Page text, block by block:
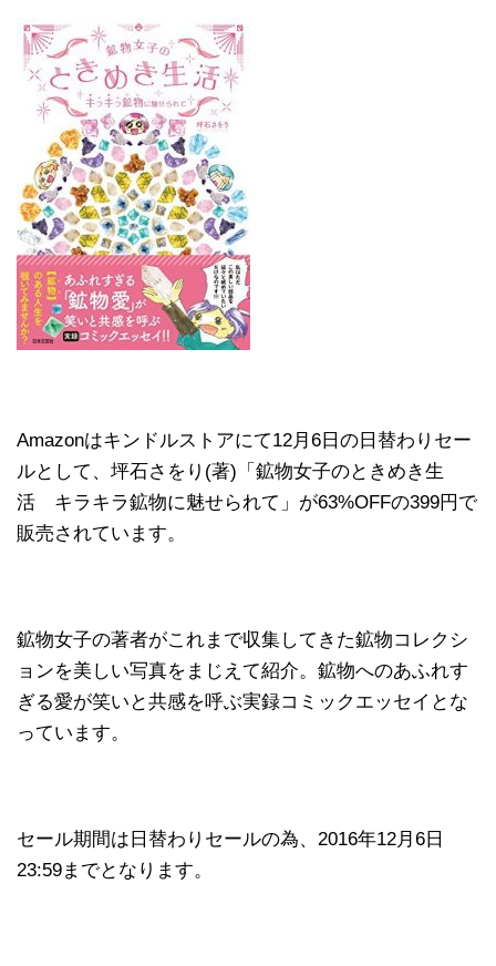
Amazonはキンドルストアにて12月6日の日替わりセー
ルとして、坪石さをり(著)「鉱物女子のときめき生
活 キラキラ鉱物に魅せられて」が63%OFFの399円で
販売されています。
鉱物女子の著者がこれまで収集してきた鉱物コレクシ
ョンを美しい写真をまじえて紹介。鉱物へのあふれす
ぎる愛が笑いと共感を呼ぶ実録コミックエッセイとな
っています。
セール期間は日替わりセールの為、2016年12月6日
23:59までとなります。